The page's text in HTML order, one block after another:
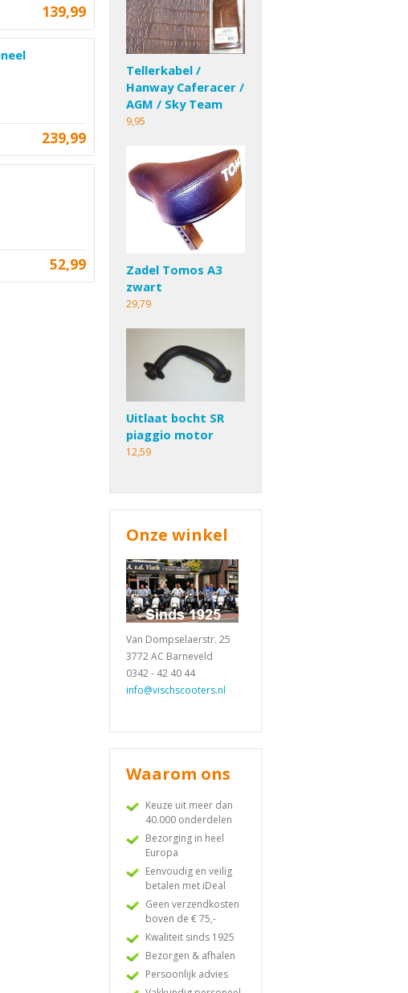
139,99
239,99
52,99
Tellerkabel /
Hanway Caferacer /
AGM / Sky Team
9,95
Zadel Tomos A3
zwart
29,79
Uitlaat bocht SR
piaggio motor
12,59
Onze winkel
Van Dompselaerstr. 25
3772 AC Barneveld
0342 - 42 40 44
info@vischscooters.nl
Waarom ons
Keuze uit meer dan
40.000 onderdelen
Bezorging in heel
Europa
Eenvoudig en veilig
betalen met iDeal
Geen verzendkosten
boven de € 75,-
Kwaliteit sinds 1925
Bezorgen & afhalen
Persoonlijk advies